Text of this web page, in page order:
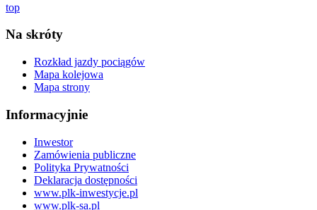
top
Na skróty
Rozkład jazdy pociągów
Mapa kolejowa
Mapa strony
Informacyjnie
Inwestor
Zamówienia publiczne
Polityka Prywatności
Deklaracja dostępności
www.plk-inwestycje.pl
www.plk-sa.pl